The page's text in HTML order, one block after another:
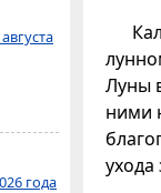
Луны
ними
года